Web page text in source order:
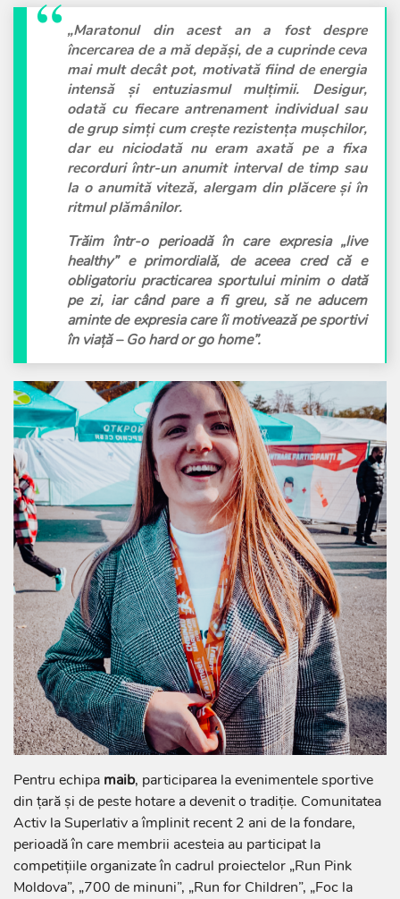
„Maratonul din acest an a fost despre
încercarea de a mă depăși, de a cuprinde ceva
mai mult decât pot, motivată fiind de energia
intensă și entuziasmul mulțimii. Desigur,
odată cu fiecare antrenament individual sau
de grup simți cum crește rezistența mușchilor,
dar eu niciodată nu eram axată pe a fixa
recorduri într-un anumit interval de timp sau
la o anumită viteză, alergam din plăcere și în
ritmul plămânilor.
Trăim într-o perioadă în care expresia „live
healthy” e primordială, de aceea cred că e
obligatoriu practicarea sportului minim o dată
pe zi, iar când pare a fi greu, să ne aducem
aminte de expresia care îi motivează pe sportivi
în viață – Go hard or go home”.
Pentru echipa maib, participarea la evenimentele sportive
din țară și de peste hotare a devenit o tradiție. Comunitatea
Activ la Superlativ a împlinit recent 2 ani de la fondare,
perioadă în care membrii acesteia au participat la
competițiile organizate în cadrul proiectelor „Run Pink
Moldova”, „700 de minuni”, „Run for Children”, „Foc la